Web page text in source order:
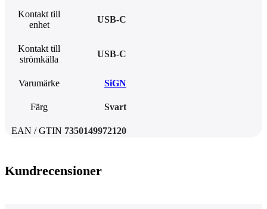
Kontakt till
enhet
USB-C
Kontakt till
strömkälla
USB-C
Varumärke SiGN
Färg Svart
EAN / GTIN 7350149972120
Kundrecensioner